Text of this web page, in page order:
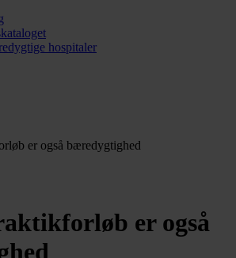
hospitaler
er også bæredygtighed
er også